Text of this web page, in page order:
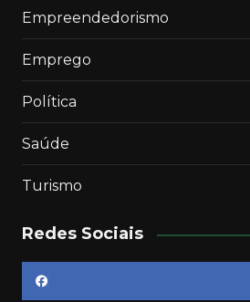
Empreendedorismo
Emprego
Política
Saúde
Turismo
Redes Sociais